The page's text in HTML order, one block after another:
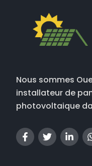
Nous sommes
installateur de
photovoltaique